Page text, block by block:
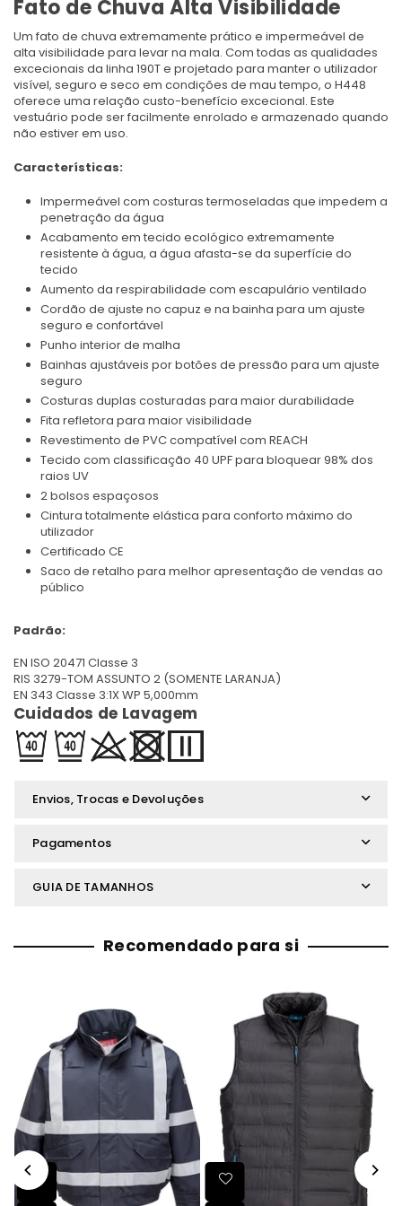
Fato de Chuva Alta Visibilidade
Um fato de chuva extremamente prático e impermeável de
alta visibilidade para levar na mala. Com todas as qualidades
excecionais da linha 190T e projetado para manter o utilizador
visível, seguro e seco em condições de mau tempo, o H448
oferece uma relação custo-benefício excecional. Este
vestuário pode ser facilmente enrolado e armazenado quando
não estiver em uso.
Características:
Impermeável com costuras termoseladas que impedem a
penetração da água
Acabamento em tecido ecológico extremamente
resistente à água, a água afasta-se da superfície do
tecido
Aumento da respirabilidade com escapulário ventilado
Cordão de ajuste no capuz e na bainha para um ajuste
seguro e confortável
Punho interior de malha
Bainhas ajustáveis por botões de pressão para um ajuste
seguro
Costuras duplas costuradas para maior durabilidade
Fita refletora para maior visibilidade
Revestimento de PVC compatível com REACH
Tecido com classificação 40 UPF para bloquear 98% dos
raios UV
2 bolsos espaçosos
Cintura totalmente elástica para conforto máximo do
utilizador
Certificado CE
Saco de retalho para melhor apresentação de vendas ao
público
Padrão:
EN ISO 20471 Classe 3
RIS 3279-TOM ASSUNTO 2 (SOMENTE LARANJA)
EN 343 Classe 3:1X WP 5,000mm
Cuidados de Lavagem
Envios, Trocas e Devoluções
Pagamentos
GUIA DE TAMANHOS
Recomendado para si